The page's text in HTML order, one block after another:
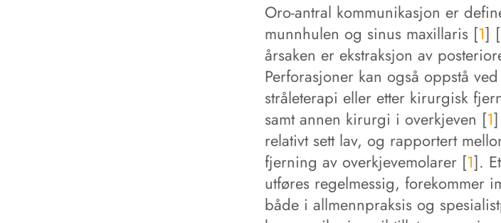
Oro-antral kommunikasjon er
munnhulen og sinus maxillaris [1] [
årsaken er ekstraksjon av
Perforasjoner kan også oppstå
stråleterapi eller etter kirurgisk
samt annen kirurgi i overkjeven [1
relativt sett lav, og rapportert
fjerning av overkjevemolarer [1].
utføres regelmessig, forekommer
både i allmennpraksis og